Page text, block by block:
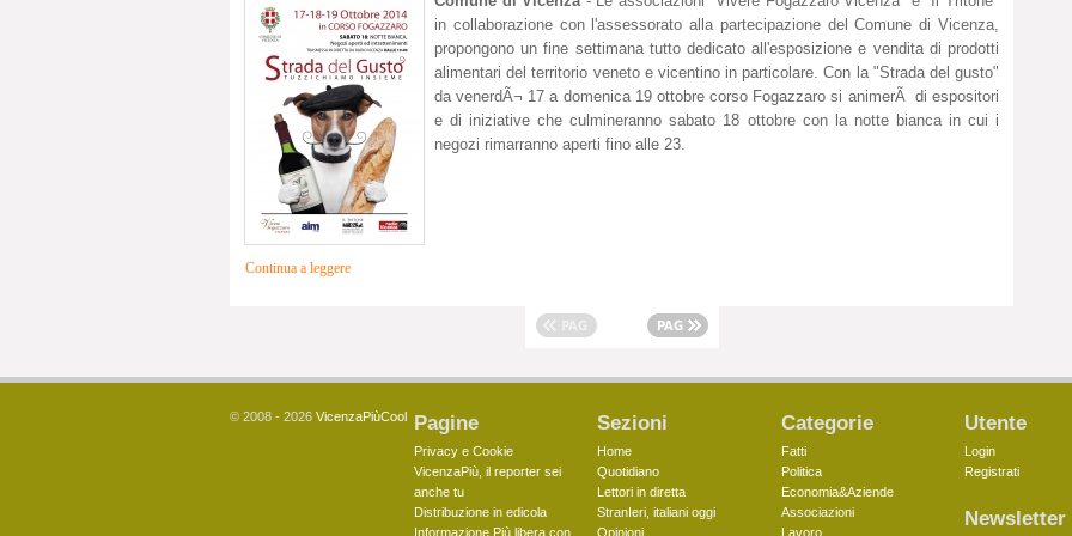
in collaborazione con l'assessorato alla partecipazione del Comune di Vicenza,
propongono un fine settimana tutto dedicato all'esposizione e vendita di prodotti
alimentari del territorio veneto e vicentino in particolare. Con la "Strada del gusto"
da venerdÃ¬ 17 a domenica 19 ottobre corso Fogazzaro si animerÃ di espositori
e di iniziative che culmineranno sabato 18 ottobre con la notte bianca in cui i
negozi rimarranno aperti fino alle 23.
Continua a leggere
© 2008 - 2026 VicenzaPiùCool Pagine
Privacy e Cookie
VicenzaPiù, il reporter sei
anche tu
Distribuzione in edicola
Informazione Più libera con
Sezioni
Home
Quotidiano
Lettori in diretta
StranIeri, italiani oggi
Opinioni
Categorie
Fatti
Politica
Economia&Aziende
Associazioni
Lavoro
Utente
Login
Registrati
Newsletter